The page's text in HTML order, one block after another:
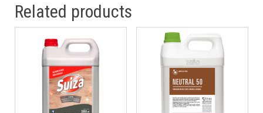
Related products